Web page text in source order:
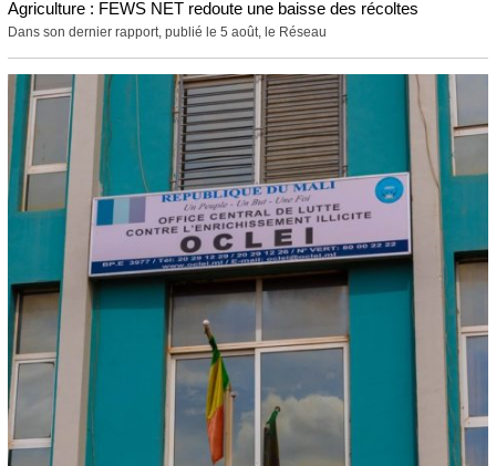
Agriculture : FEWS NET redoute une baisse des récoltes
Dans son dernier rapport, publié le 5 août, le Réseau